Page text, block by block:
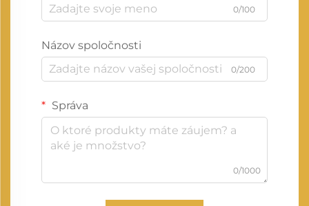
0/100
Názov spoločnosti
0/200
Správa
0/1000